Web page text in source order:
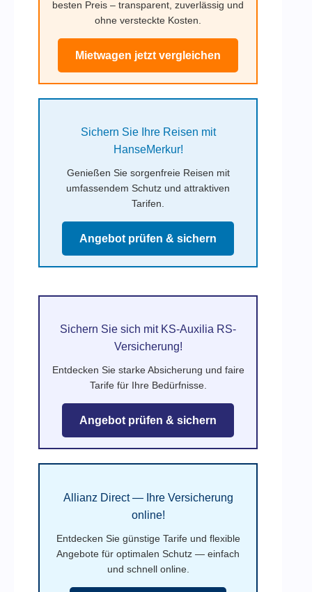
besten Preis – transparent, zuverlässig und
ohne versteckte Kosten.
Mietwagen jetzt vergleichen
Sichern Sie Ihre Reisen mit
HanseMerkur!
Genießen Sie sorgenfreie Reisen mit
umfassendem Schutz und attraktiven
Tarifen.
Angebot prüfen & sichern
Sichern Sie sich mit KS-Auxilia RS-
Versicherung!
Entdecken Sie starke Absicherung und faire
Tarife für Ihre Bedürfnisse.
Angebot prüfen & sichern
Allianz Direct — Ihre Versicherung
online!
Entdecken Sie günstige Tarife und flexible
Angebote für optimalen Schutz — einfach
und schnell online.